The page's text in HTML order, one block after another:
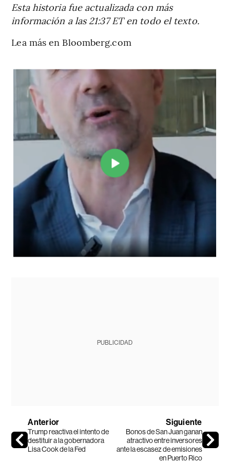
Esta historia fue actualizada con más
información a las 21:37 ET en todo el texto.
Lea más en Bloomberg.com
PUBLICIDAD
Anterior
Trump reactiva el intento de
destituir a la gobernadora
Lisa Cook de la Fed
Siguiente
Bonos de San Juan ganan
atractivo entre inversores
ante la escasez de emisiones
en Puerto Rico